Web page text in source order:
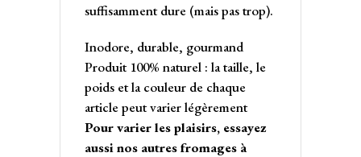
suffisamment dure (mais pas trop).
Inodore, durable, gourmand
Produit 100% naturel : la taille, le
poids et la couleur de chaque
article peut varier légèrement
Pour varier les plaisirs, essayez
aussi nos autres fromages à